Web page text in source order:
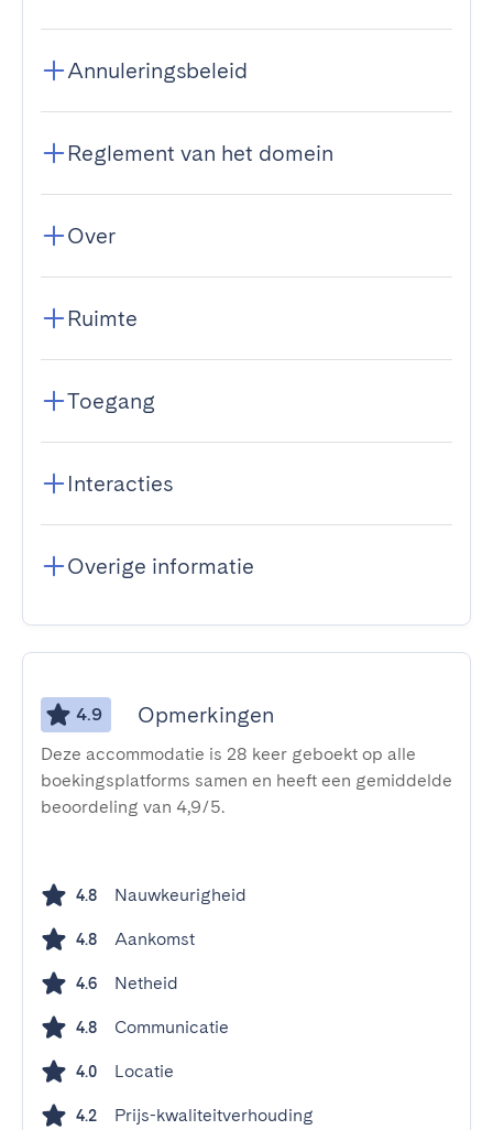
Annuleringsbeleid
Reglement van het domein
Over
Ruimte
Toegang
Interacties
Overige informatie
4.9 Opmerkingen
Deze accommodatie is 28 keer geboekt op alle
boekingsplatforms samen en heeft een gemiddelde
beoordeling van 4,9/5.
4.8 Nauwkeurigheid
4.8 Aankomst
4.6 Netheid
4.8 Communicatie
4.0 Locatie
4.2 Prijs-kwaliteitverhouding